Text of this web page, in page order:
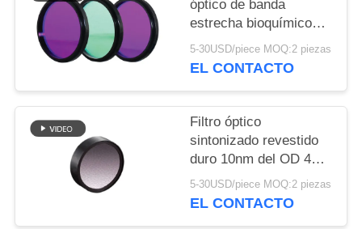
óptico de banda
estrecha bioquímico
con el chaflán de 0.2-
0.5m m
5-30USD/piece MOQ:2 piezas
EL CONTACTO
Filtro óptico
sintonizado revestido
duro 10nm del OD 4
con profundamente el
bloqueo
5-30USD/piece MOQ:2 piezas
EL CONTACTO